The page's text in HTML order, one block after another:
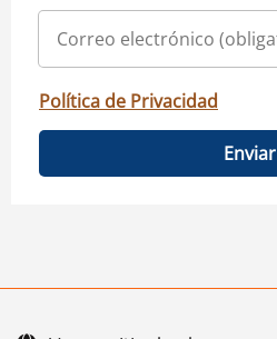
Política de Privacidad
Enviar